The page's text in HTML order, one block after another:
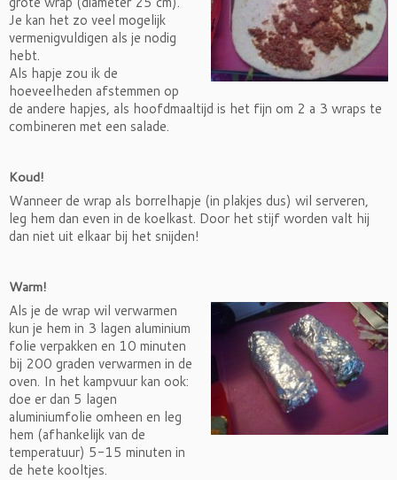
Je kan het zo veel mogelijk
vermenigvuldigen als je nodig
hebt.
Als hapje zou ik de
hoeveelheden afstemmen op
de andere hapjes, als hoofdmaaltijd is het fijn om 2 a 3 wraps te
combineren met een salade.
Koud!
Wanneer de wrap als borrelhapje (in plakjes dus) wil serveren,
leg hem dan even in de koelkast. Door het stijf worden valt hij
dan niet uit elkaar bij het snijden!
Warm!
Als je de wrap wil verwarmen
kun je hem in 3 lagen aluminium
folie verpakken en 10 minuten
bij 200 graden verwarmen in de
oven. In het kampvuur kan ook:
doe er dan 5 lagen
aluminiumfolie omheen en leg
hem (afhankelijk van de
temperatuur) 5-15 minuten in
de hete kooltjes.